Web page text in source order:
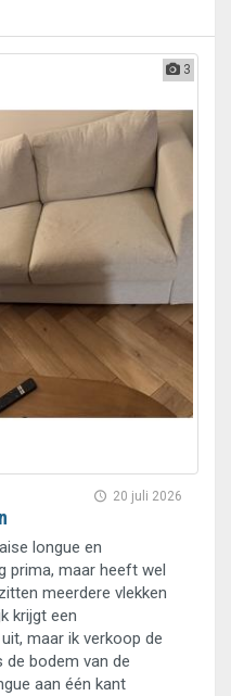
3
20 juli 2026
longue en
prima, maar heeft wel
meerdere vlekken
krijgt een
maar ik verkoop de
de bodem van de
aan één kant